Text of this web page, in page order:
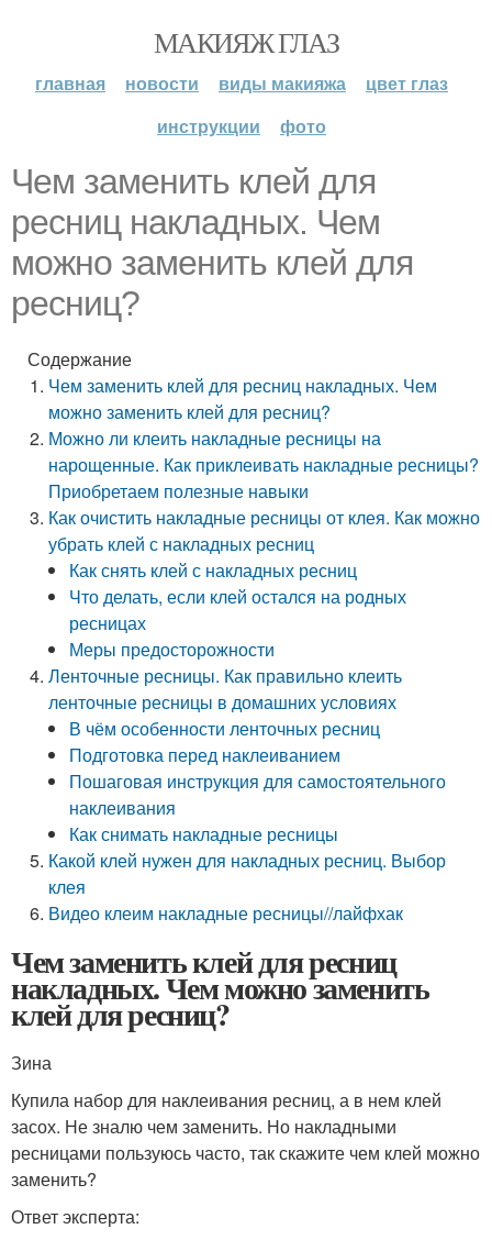
МАКИЯЖ ГЛАЗ
главная новости виды макияжа
цвет глаз
инструкции
фото
Чем заменить клей для
ресниц накладных. Чем
можно заменить клей для
ресниц?
Содержание
Чем заменить клей для ресниц накладных. Чем
можно заменить клей для ресниц?
Можно ли клеить накладные ресницы на
нарощенные. Как приклеивать накладные ресницы?
Приобретаем полезные навыки
Как очистить накладные ресницы от клея. Как можно
убрать клей с накладных ресниц
Как снять клей с накладных ресниц
Что делать, если клей остался на родных
ресницах
Меры предосторожности
Ленточные ресницы. Как правильно клеить
ленточные ресницы в домашних условиях
В чём особенности ленточных ресниц
Подготовка перед наклеиванием
Пошаговая инструкция для самостоятельного
наклеивания
Как снимать накладные ресницы
Какой клей нужен для накладных ресниц. Выбор
клея
Видео клеим накладные ресницы//лайфхак
Чем заменить клей для ресниц
накладных. Чем можно заменить
клей для ресниц?
Зина
Купила набор для наклеивания ресниц, а в нем клей
засох. Не зналю чем заменить. Но накладными
ресницами пользуюсь часто, так скажите чем клей можно
заменить?
Ответ эксперта: